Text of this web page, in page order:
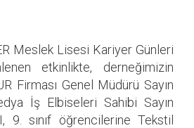
Meslek Lisesi Kariyer Günleri
etkinlikte, derneğimizin
Firması Genel Müdürü Sayın
İş Elbiseleri Sahibi Sayın
9. sınıf öğrencilerine Tekstil